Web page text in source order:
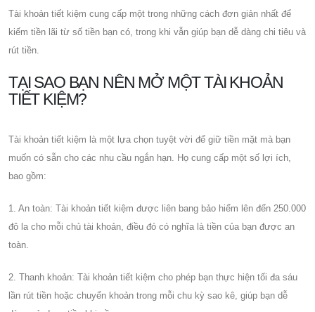
Tài khoản tiết kiệm cung cấp một trong những cách đơn giản nhất để
kiếm tiền lãi từ số tiền bạn có, trong khi vẫn giúp bạn dễ dàng chi tiêu và
rút tiền.
TẠI SAO BẠN NÊN MỞ MỘT TÀI KHOẢN
TIẾT KIỆM?
Tài khoản tiết kiệm là một lựa chọn tuyệt vời để giữ tiền mặt mà bạn
muốn có sẵn cho các nhu cầu ngắn hạn. Họ cung cấp một số lợi ích,
bao gồm:
1. An toàn: Tài khoản tiết kiệm được liên bang bảo hiểm lên đến 250.000
đô la cho mỗi chủ tài khoản, điều đó có nghĩa là tiền của bạn được an
toàn.
2. Thanh khoản: Tài khoản tiết kiệm cho phép bạn thực hiện tối đa sáu
lần rút tiền hoặc chuyển khoản trong mỗi chu kỳ sao kê, giúp bạn dễ